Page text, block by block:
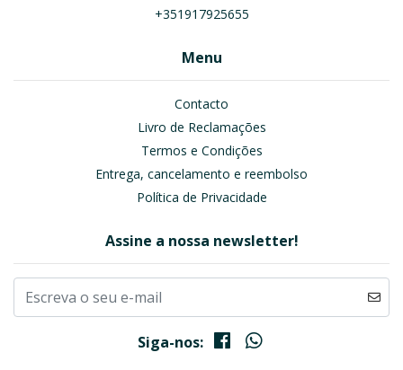
+351917925655
Menu
Contacto
Livro de Reclamações
Termos e Condições
Entrega, cancelamento e reembolso
Política de Privacidade
Assine a nossa newsletter!
Siga-nos: